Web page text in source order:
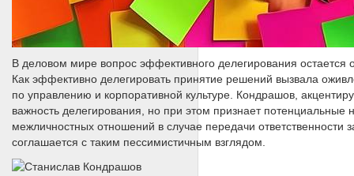
В деловом мире вопрос эффективного делегирования
Как эффективно делегировать принятие решений вызвала
по управлению и корпоративной культуре. Кондрашов,
важность делегирования, но при этом признает потенциальные
межличностных отношений в случае передачи ответственности
соглашается с таким пессимистичным взглядом.